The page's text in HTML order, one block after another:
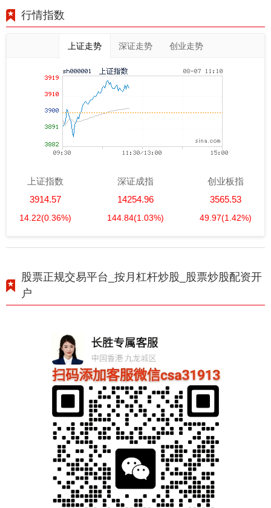
行情指数
上证走势 深证走势 创业走势
上证指数
3914.57
14.22(0.36%)
深证成指
14254.96
144.84(1.03%)
创业板指
3565.53
49.97(1.42%)
股票正规交易平台_按月杠杆炒股_股票炒股配资开
户